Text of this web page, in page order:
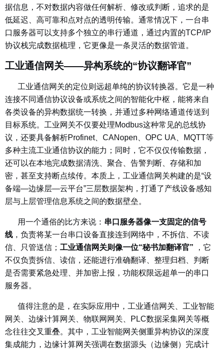
据信息，不对数据内容做任何解析、修改或判断，追求的是
低延迟、高可靠和点对点的透明传输。通常情况下，一台串
口服务器可以支持多个独立的串行通道，通过内置的TCP/IP
协议栈完成数据梳理，它更像是一条灵活的数据管道。
工业通信网关——异构系统的“协议翻译官”
工业通信网关的定位则远超单纯的协议转换器。它是一种
连接不同通信协议设备或系统之间的智能化中枢，能将来自
各类设备的异构数据统一转换，并通过多种网络通道传送到
目标系统。工业网关不仅要处理Modbus这种常见的总线协
议，还要具备解析Profinet、CANopen、OPC UA、MQTT等
多种主流工业通信协议的能力；同时，它不仅仅传输数据，
还可以在本地完成数据清洗、聚合、告警判断、存储和加
密，甚至支持断点续传。本质上，工业通信网关构建的是“设
备端—边缘层—云平台”三层数据架构，打通了产线设备感知
层与上层管理信息系统之间的数据壁垒。
用一个通俗的比方来说： 串口服务器像一支固定的信号
线 ，负责将某一台串口设备直接连到网络中，不拆信、不读
信、只管送信； 工业通信网关则像一位“秘书加翻译官” ，它
不仅负责拆信、读信，还能进行准确翻译、整理归档、判断
是否需要紧急处理、并加密上报，功能权限远超单一的串口
服务器。
值得注意的是，在实际应用中，工业通信网关、工业智能
网关、边缘计算网关、物联网网关、PLC数据采集网关等概
念往往交叉重叠。其中，工业智能网关侧重异构协议的深度
集成能力，边缘计算网关强调在数据源头（边缘侧）完成计